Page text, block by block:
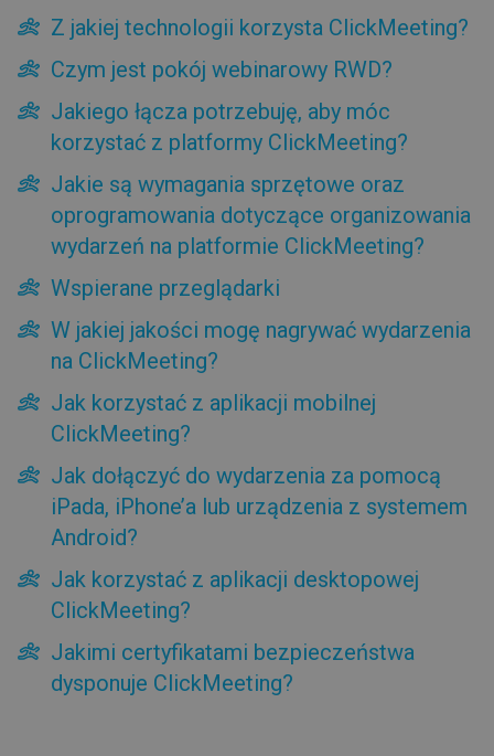
ClickMeeting?
dotyczące organizowania wydarzeń na platformie
Wspierane przeglądarki
W jakiej jakości mogę nagrywać wydarzenia na
Jak korzystać z aplikacji mobilnej ClickMeeting?
Jak dołączyć do wydarzenia za pomocą iPada, iPhone’a
lub urządzenia z systemem Android?
Jakimi certyfikatami bezpieczeństwa dysponuje
Ustawienia konta
Konto testowe
Faktury i płatności
Funkcje
Typy wydarzeń
Pokój wydarzenia
Rady i wskazówki
Z jakiej technologii korzysta ClickMeeting?
Czym jest pokój webinarowy RWD?
Jakiego łącza potrzebuję, aby móc
korzystać z platformy ClickMeeting?
Jakie są wymagania sprzętowe oraz
oprogramowania dotyczące organizowania
wydarzeń na platformie ClickMeeting?
Wspierane przeglądarki
W jakiej jakości mogę nagrywać wydarzenia
na ClickMeeting?
Jak korzystać z aplikacji mobilnej
ClickMeeting?
Jak dołączyć do wydarzenia za pomocą
iPada, iPhone’a lub urządzenia z systemem
Android?
Jak korzystać z aplikacji desktopowej
ClickMeeting?
Jakimi certyfikatami bezpieczeństwa
dysponuje ClickMeeting?